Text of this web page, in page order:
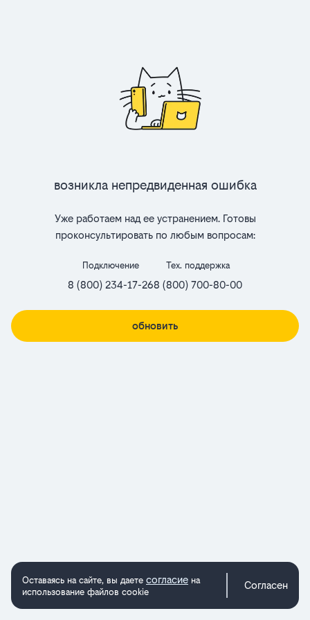
Возникла непредвиденная ошибка
Уже работаем над ее устранением. Готовы
проконсультировать по любым вопросам:
Подключение
8 (800) 234-17-26
Тех. поддержка
8 (800) 700-80-00
обновить
Оставаясь на сайте, вы даете согласие на
использование файлов cookie
Согласен